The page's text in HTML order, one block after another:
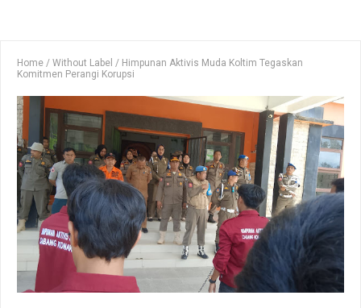
Home / Without Label / Himpunan Aktivis Muda Koltim Tegaskan
Komitmen Perangi Korupsi